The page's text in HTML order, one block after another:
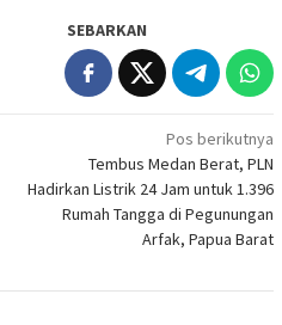
SEBARKAN
Pos berikutnya
Tembus Medan Berat, PLN
Hadirkan Listrik 24 Jam untuk 1.396
Rumah Tangga di Pegunungan
Arfak, Papua Barat